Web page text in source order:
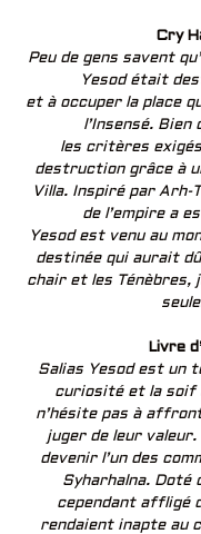
Cry
Peu de gens savent
Yesod était
et à occuper la place
l’Insensé.
les critères
destruction grâce à
Villa. Inspiré par Arh-
de l’empire a
Yesod est venu au
destinée qui aurait
chair et les Ténèbres,
Livre
Salias Yesod est un
curiosité et la soif
n’hésite pas à
juger de leur
devenir l’un des
Syharhalna. Doté
cependant affligé
rendaient inapte au